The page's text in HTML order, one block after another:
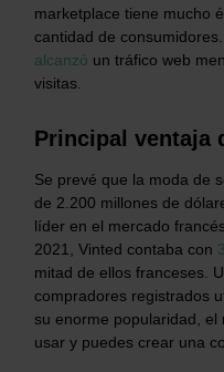
marketplace tiene mucho
cantidad de
alcanzó un tráfico web
visitas.
Principal ventaja
Se prevé que la moda de
de 2.200 millones de
líder en el mercado
2021, Vinted contaba con
mitad de ellos franceses.
compradores registrados
su enorme popularidad, el
usar y puedes crear una